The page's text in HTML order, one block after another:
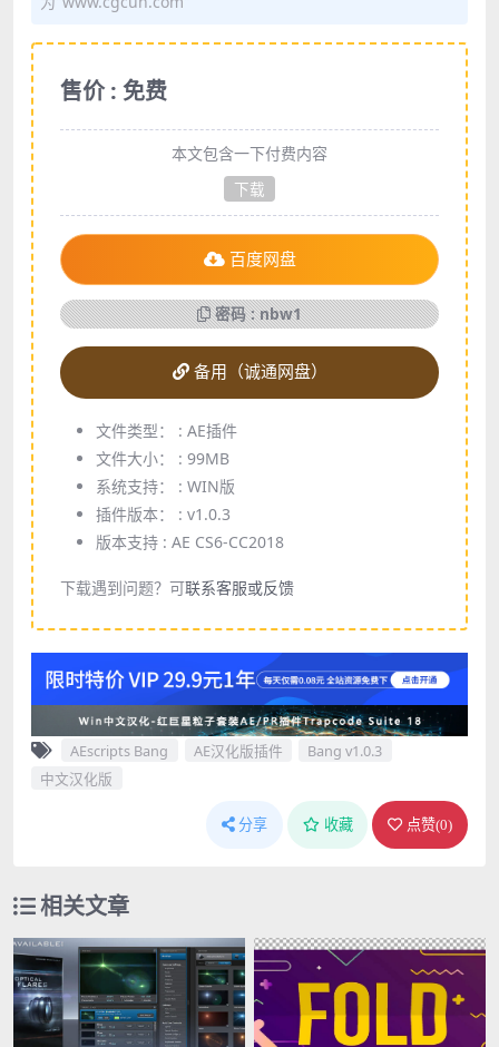
售价 : 免费
本文包含一下付费内容
下载
百度网盘
密码 : nbw1
备用（诚通网盘）
文件类型： : AE插件
文件大小： : 99MB
系统支持： : WIN版
插件版本： : v1.0.3
版本支持 : AE CS6-CC2018
下载遇到问题？可联系客服或反馈
AEscripts Bang AE汉化版插件
Bang v1.0.3
中文汉化版
分享 收藏 点赞(0)
相关文章